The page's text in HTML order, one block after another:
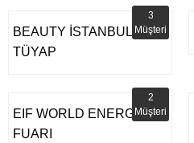
BEAUTY İSTANBUL
TÜYAP
3
Müşteri
EIF WORLD ENERGY
FUARI
2
Müşteri